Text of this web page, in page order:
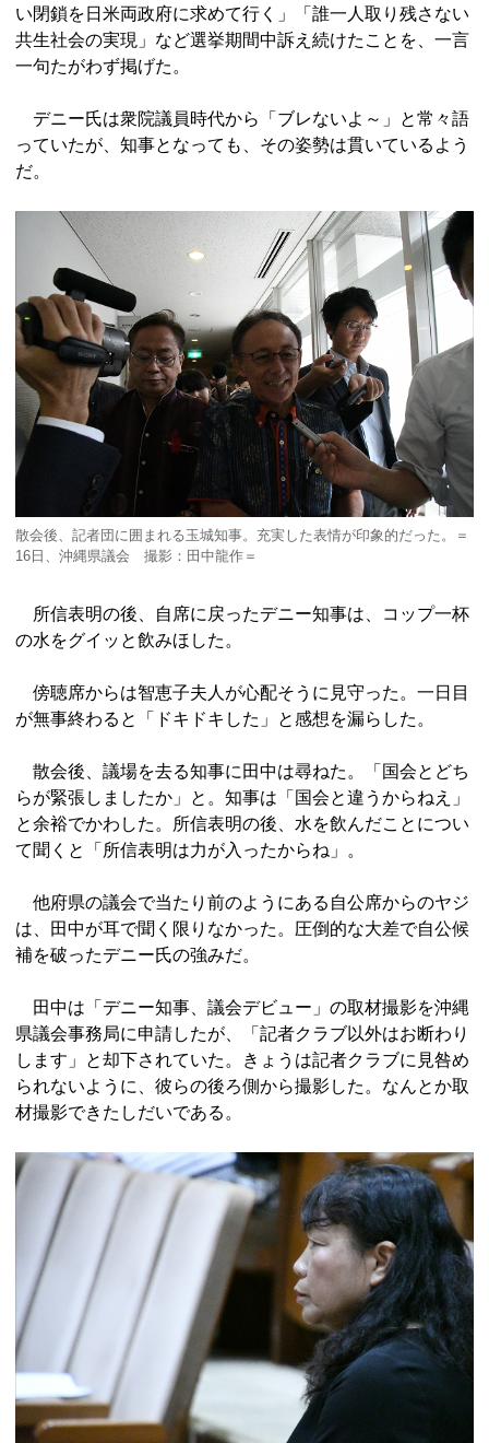
い閉鎖を日米両政府に求めて行く」「誰一人取り残さない
共生社会の実現」など選挙期間中訴え続けたことを、一言
一句たがわず掲げた。
デニー氏は衆院議員時代から「ブレないよ～」と常々語
っていたが、知事となっても、その姿勢は貫いているよう
だ。
散会後、記者団に囲まれる玉城知事。充実した表情が印象的だった。＝
16日、沖縄県議会 撮影：田中龍作＝
所信表明の後、自席に戻ったデニー知事は、コップ一杯
の水をグイッと飲みほした。
傍聴席からは智恵子夫人が心配そうに見守った。一日目
が無事終わると「ドキドキした」と感想を漏らした。
散会後、議場を去る知事に田中は尋ねた。「国会とどち
らが緊張しましたか」と。知事は「国会と違うからねえ」
と余裕でかわした。所信表明の後、水を飲んだことについ
て聞くと「所信表明は力が入ったからね」。
他府県の議会で当たり前のようにある自公席からのヤジ
は、田中が耳で聞く限りなかった。圧倒的な大差で自公候
補を破ったデニー氏の強みだ。
田中は「デニー知事、議会デビュー」の取材撮影を沖縄
県議会事務局に申請したが、「記者クラブ以外はお断わり
します」と却下されていた。きょうは記者クラブに見咎め
られないように、彼らの後ろ側から撮影した。なんとか取
材撮影できたしだいである。